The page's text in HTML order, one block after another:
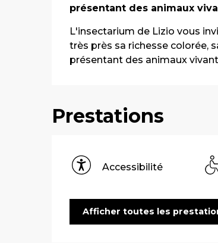
présentant des animaux
L'insectarium de Lizio vous
très près sa richesse colorée,
présentant des animaux
Prestations
Accessibilité
Afficher toutes les